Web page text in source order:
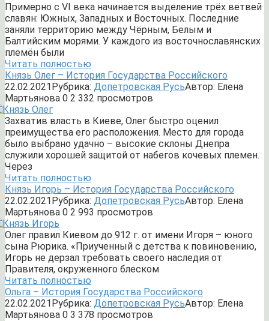
Примерно с VI века начинается выделение трёх ветвей
славян: Южных, Западных и Восточных. Последние
заняли территорию между Чёрным, Белым и
Балтийским морями. У каждого из восточнославянских
племён были
Читать полностью
Князь Олег – История Государства Российского
22.02.2021Рубрика: Допетровская РусьАвтор: Елена
Мартьянова 0 2 332 просмотров
Захватив власть в Киеве, Олег быстро оценил
преимущества его расположения. Место для города
было выбрано удачно – высокие склоны Днепра
служили хорошей защитой от набегов кочевых племен.
Через
Читать полностью
Князь Игорь – История Государства Российского
22.02.2021Рубрика: Допетровская РусьАвтор: Елена
Мартьянова 0 2 993 просмотров
Олег правил Киевом до 912 г. от имени Игоря – юного
сына Рюрика. «Приученный с детства к повиновению,
Игорь не дерзал требовать своего наследия от
Правителя, окруженного блеском
Читать полностью
Ольга – История Государства Российского
22.02.2021Рубрика: Допетровская РусьАвтор: Елена
Мартьянова 0 3 378 просмотров